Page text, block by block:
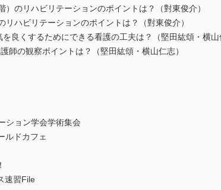
のリハビリテーションのポイントは？（對東俊介）
ハビリテーションのポイントは？（對東俊介）
良くするためにできる看護の工夫は？（堅田紘頌・横山
の観察ポイントは？（堅田紘頌・横山仁志）
ション学会学術集会
ルドカフェ
速習File